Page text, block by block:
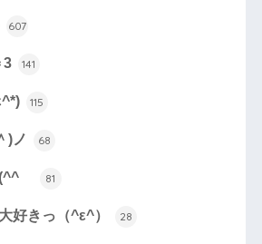
607
3 141
115
)ノ 68
ゞ 81
好きっ（^ε^） 28